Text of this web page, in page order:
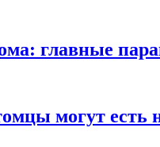
главные
могут есть